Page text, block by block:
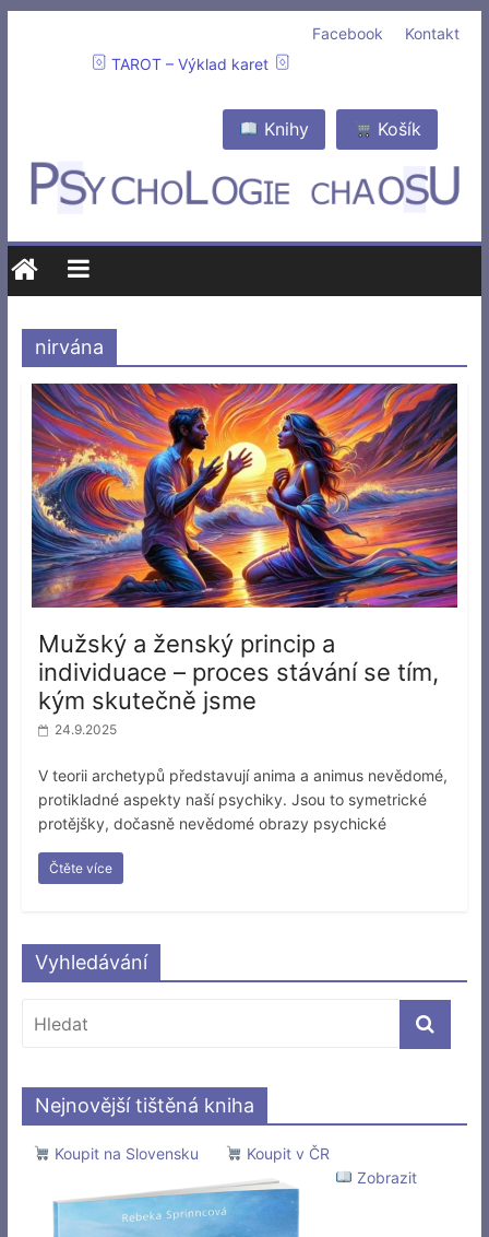
Kontakt
Facebook
TAROT – Výklad karet
Košík
Knihy
nirvána
Mužský a ženský princip a
individuace – proces stávání se tím,
kým skutečně jsme
24.9.2025
V teorii archetypů představují anima a animus nevědomé,
protikladné aspekty naší psychiky. Jsou to symetrické
protějšky, dočasně nevědomé obrazy psychické
Čtěte více
Vyhledávání
Nejnovější tištěná kniha
Koupit na Slovensku
Koupit v ČR
Zobrazit